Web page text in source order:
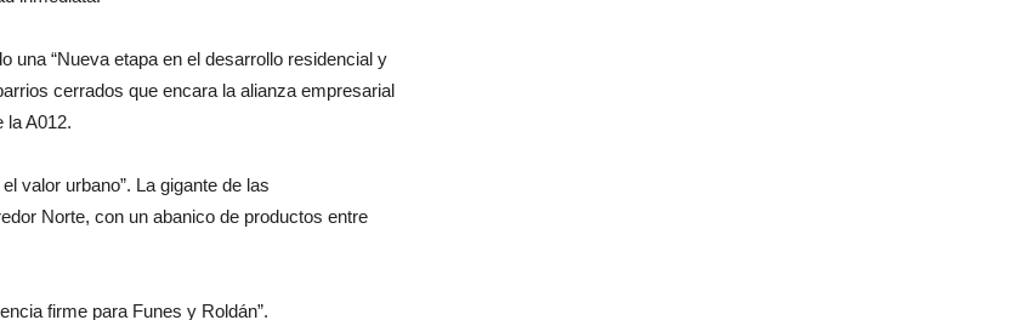
“Nueva etapa en el desarrollo residencial y
cerrados que encara la alianza empresarial
A012.
valor urbano”. La gigante de las
Norte, con un abanico de productos entre
firme para Funes y Roldán”.